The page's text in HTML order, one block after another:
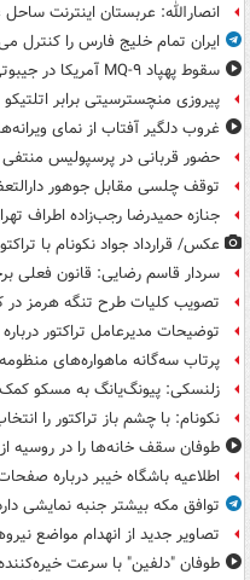
انصارالله: عربستان اینترنت
ایران تمام خلیج فارس را کنترل
سقوط پهپاد MQ-۹ آمریکا در جیبوتی
پیروزی منچسترسیتی برابر
غروب دلگیر آفتاب از نمای
حضور قربانی در پرسپولیس
توقف چلسی مقابل جوهور
جنازه حمیدرضا رجب‌زاده اطراف
عکس/ قرارداد جواد نکونام با
سردار قاسم رضایی: قانون فعلی
تصویب کلیات طرح تنگه هرمز
توضیحات مدیرعامل تراکتور
پرتاب سه‌گانه ماهواره‌های منظومه
زلنسکی: پیونگ‌یانگ به مسکو
نکونام: با چشم باز تراکتور را
طوفان سقف خانه‌ها را در روسیه
اطلاعیه باشگاه خیبر درباره
توافق مکه بیشتر جنبه نمایشی
تصاویر جدید از انهدام مواضع
طوفان "دلفین" با سرعت